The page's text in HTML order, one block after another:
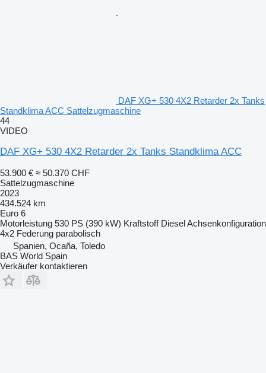
DAF XG+ 530 4X2 Retarder 2x Tanks
Standklima ACC Sattelzugmaschine
44
VIDEO
DAF XG+ 530 4X2 Retarder 2x Tanks Standklima ACC
53.900 € ≈ 50.370 CHF
Sattelzugmaschine
2023
434.524 km
Euro 6
Motorleistung 530 PS (390 kW) Kraftstoff DieselAchsenkonfiguration
4x2 Federung parabolisch
Spanien, Ocaña, Toledo
BAS World Spain
Verkäufer kontaktieren